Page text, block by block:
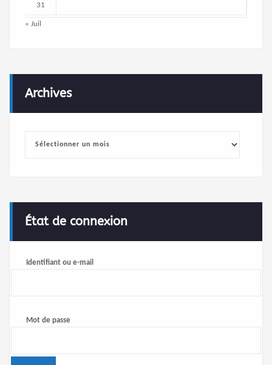
31
« Juil
Archives
État de connexion
Identifiant ou e-mail
Mot de passe